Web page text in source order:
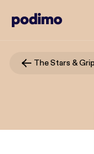
The Stars &